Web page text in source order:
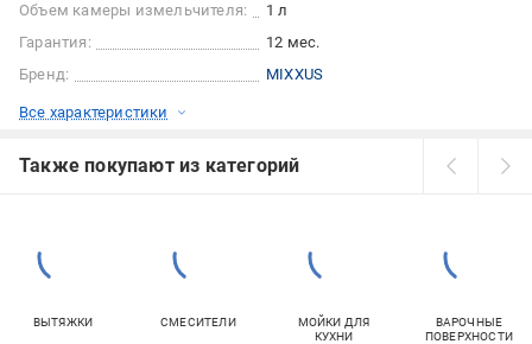
Объем камеры измельчителя:
1 л
Гарантия:
12 мес.
Бренд:
MIXXUS
Все характеристики
Также покупают из категорий
ВЫТЯЖКИ СМЕСИТЕЛИ
МОЙКИ ДЛЯ
КУХНИ
ВАРОЧНЫЕ
ПОВЕРХНОСТИ